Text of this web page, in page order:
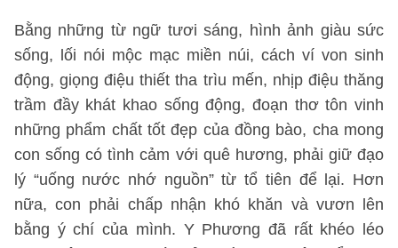
Bằng những từ ngữ tươi sáng, hình ảnh giàu sức
sống, lối nói mộc mạc miền núi, cách ví von sinh
động, giọng điệu thiết tha trìu mến, nhịp điệu thăng
trầm đầy khát khao sống động, đoạn thơ tôn vinh
những phẩm chất tốt đẹp của đồng bào, cha mong
con sống có tình cảm với quê hương, phải giữ đạo
lý “uống nước nhớ nguồn” từ tổ tiên để lại. Hơn
nữa, con phải chấp nhận khó khăn và vươn lên
bằng ý chí của mình. Y Phương đã rất khéo léo